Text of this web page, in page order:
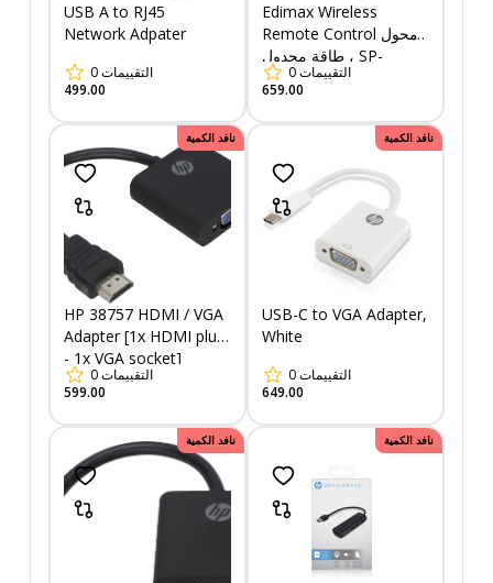
USB A to RJ45
Network Adpater
0التقييمات
499.00
Edimax Wireless
Remote Control ومحول
طاقة مجدول ، SP-
1101W (ومفتاح طاقة
0التقييمات
659.00
نافد الكمية
HP 38757 HDMI / VGA
Adapter [1x HDMI plug
- 1x VGA socket]
0التقييمات
599.00
نافد الكمية
USB-C to VGA Adapter,
White
0التقييمات
649.00
نافد الكمية نافد الكمية